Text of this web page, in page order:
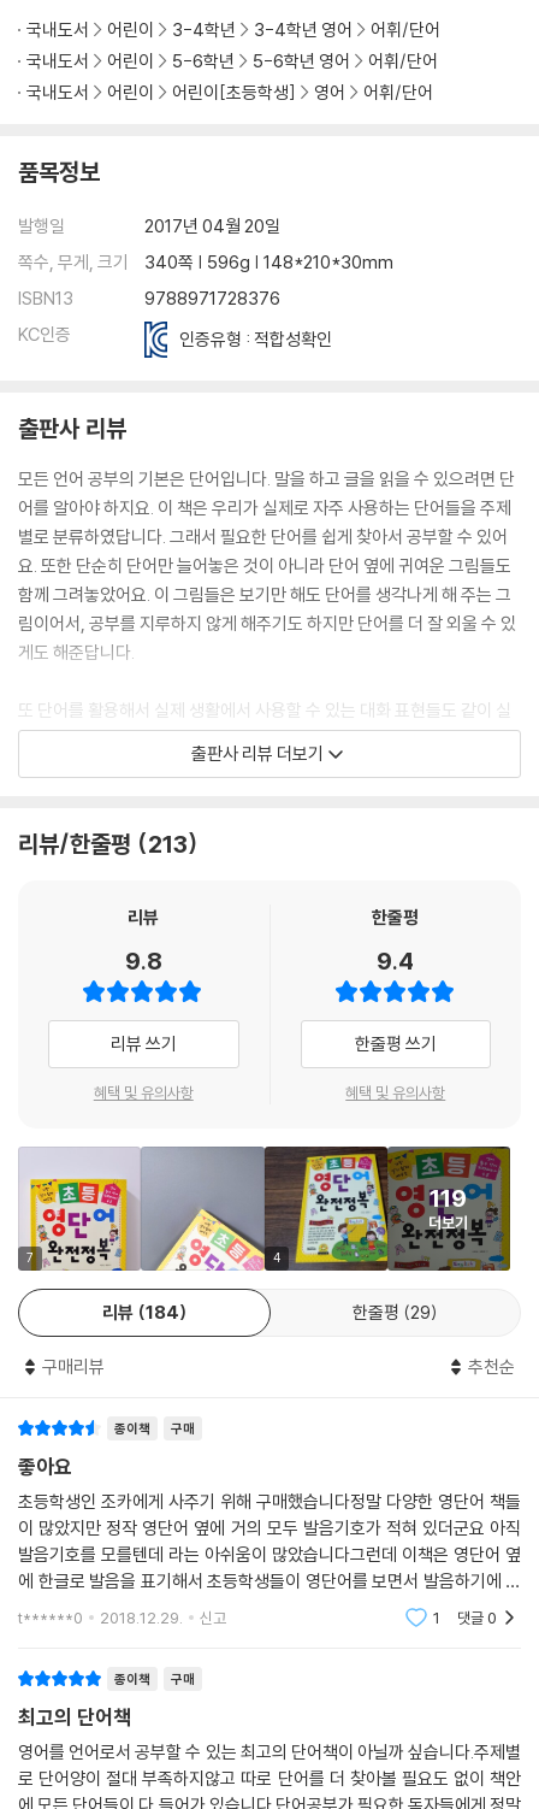
Unit 03 약명
Unit 04 생리현상
Unit 01 감정
Unit 02 칭찬
Unit 03 행동
Unit 05 축하
Chapter 04. 교육
Unit 03 교과목 및 관련 단어
Unit 05 부호
Unit 06 도형
Unit 07 숫자
Unit 08 학과
Chapter 05. 계절/월/요일
Unit 01 계절
Unit 03 월
Unit 04 일
Unit 01 날씨 표현
Unit 03 우주환경과 오염
Chapter 07. 주거 관련
Unit 01 집의 종류
Unit 02 집의 부속물
Unit 03 거실용품
Unit 05 주방
Unit 07 욕실용품
Chapter 08. 음식
Unit 01 과일
Unit 02 채소, 뿌리식물
Unit 04 육류
Unit 06 기타식품 및 요리재료
Unit 07 대표요리
Unit 08 요리방식
Unit 09 패스트푸드점
Unit 10 맛 표현
Unit 03 구매 표현
Chapter 10. 도시
Unit 01 자연물 또는 인공물
국내도서 어린이 3-4학년 3-4학년 영어
어휘/단어
국내도서
어린이 5-6학년 5-6학년 영어
어휘/단어
국내도서
어린이 어린이[초등학생] 영어 어휘/단어
품목정보
발행일
2017년 04월 20일
쪽수, 무게, 크기
340쪽 | 596g | 148*210*30mm
ISBN13
9788971728376
KC인증
인증유형 : 적합성확인
출판사 리뷰
모든 언어 공부의 기본은 단어입니다. 말을 하고 글을 읽을 수 있으려면 단
어를 알아야 하지요. 이 책은 우리가 실제로 자주 사용하는 단어들을 주제
별로 분류하였답니다. 그래서 필요한 단어를 쉽게 찾아서 공부할 수 있어
요. 또한 단순히 단어만 늘어놓은 것이 아니라 단어 옆에 귀여운 그림들도
함께 그려놓았어요. 이 그림들은 보기만 해도 단어를 생각나게 해 주는 그
림이어서, 공부를 지루하지 않게 해주기도 하지만 단어를 더 잘 외울 수 있
게도 해준답니다.
또 단어를 활용해서 실제 생활에서 사용할 수 있는 대화 표현들도 같이 실
려 있어요. 주변 사람과 함께 따라서 읽어보세요. 어려울 수도 있지만 점점
영어가 생활과 가까워질 거예요. 단어를 쉽게 따라 읽으며 공부할 수 있도
세요. 우리말도 함께 녹음되어 있어 음원을 들으며 단어 공부하기에 좋아
성별, 가족관계, 직업 등 자신을 소개할 수 있는 표현부터 의식주, 여가 활
동 등에 대한 표현까지 우리가 일상생활에서 흔히 쓰는 단어들이 실려 있
어요.
Part 2 여행 단어
어를 사용하는 나라들의 대표적인 관광지도 함께 실려 있어요.
컴팩트 단어장
본문의 단어들을 그림 없이 우리말 뜻, 영어, 한글 발음만 한 번 더 실었어
요. 이 부분은 글씨만 있어서 다소 지루할 수 있지만 본문보다 페이지가 적
어서 앞에 나온 단어를 얼마나 외웠는지 체크하거나 복습하기에는 아주 좋
아요
출판사 리뷰 더보기
리뷰/한줄평 213
리뷰
9.8
리뷰 쓰기
혜택 및 유의사항
한줄평
9.4
한줄평 쓰기
혜택 및 유의사항
7 4
119
더보기
리뷰 184 한줄평 29
구매리뷰 추천순
종이책 구매
좋아요
초등학생인 조카에게 사주기 위해 구매했습니다정말 다양한 영단어 책들
이 많았지만 정작 영단어 옆에 거의 모두 발음기호가 적혀 있더군요 아직
발음기호를 모를텐데 라는 아쉬움이 많았습니다그런데 이책은 영단어 옆
에 한글로 발음을 표기해서 초등학생들이 영단어를 보면서 발음하기에 참
좋은것같았습니다 단어도 분류별로 관련단어들이 나눠져 있어서 이해하
t******0 2018.12.29. 신고 1 댓글0
종이책 구매
최고의 단어책
영어를 언어로서 공부할 수 있는 최고의 단어책이 아닐까 싶습니다.주제별
로 단어양이 절대 부족하지않고 따로 단어를 더 찾아볼 필요도 없이 책안